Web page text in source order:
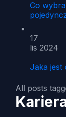
Co
17
lis 2024
Jaka jest
All posts